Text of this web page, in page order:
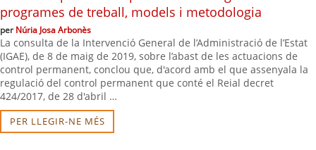
programes de treball, models i metodologia
perNúria Josa Arbonès
La consulta de la Intervenció General de l’Administració de l’Estat
(IGAE), de 8 de maig de 2019, sobre l’abast de les actuacions de
control permanent, conclou que, d'acord amb el que assenyala la
regulació del control permanent que conté el Reial decret
424/2017, de 28 d'abril …
PER LLEGIR-NE MÉS